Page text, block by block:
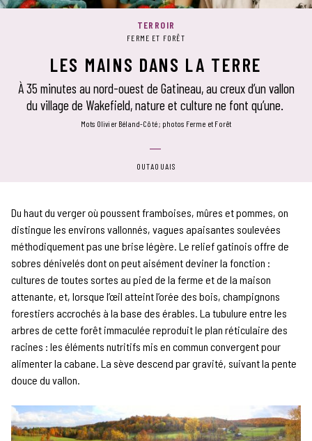
TERROIR
FERME ET FORÊT
LES MAINS DANS LA TERRE
À 35 minutes au nord-ouest de Gatineau, au creux d’un vallon
du village de Wakefield, nature et culture ne font qu’une.
mots Olivier Béland-Côté photos Ferme et Forêt
OUTAOUAIS
Du haut du verger où poussent framboises, mûres et pommes, on
distingue les environs vallonnés, vagues apaisantes soulevées
méthodiquement pas une brise légère. Le relief gatinois offre de
sobres dénivelés dont on peut aisément deviner la fonction :
cultures de toutes sortes au pied de la ferme et de la maison
attenante, et, lorsque l’œil atteint l’orée des bois, champignons
forestiers accrochés à la base des érables. La tubulure entre les
arbres de cette forêt immaculée reproduit le plan réticulaire des
racines : les éléments nutritifs mis en commun convergent pour
alimenter la cabane. La sève descend par gravité, suivant la pente
douce du vallon.